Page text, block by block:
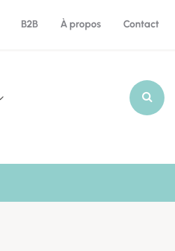
B2B À propos Contact